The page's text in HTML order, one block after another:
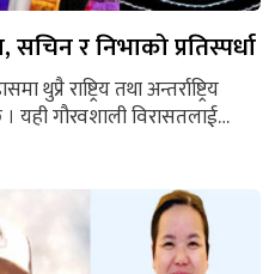
र निभाको प्रतिस्पर्धा
राष्ट्रिय तथा अन्तर्राष्ट्रिय
गौरवशाली विरासतलाई
अगाध प्रेम, नियमित
फहराउने दृढ संकल्प बोकेका यी
उज्ज्वल...